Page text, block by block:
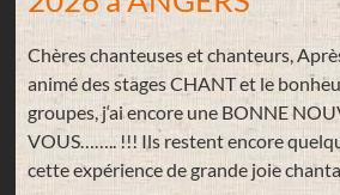
Chères chanteuses et chanteurs,
animé des stages CHANT et le
groupes, j‘ai encore une BONNE
VOUS…….. !!! Ils restent encore
cette expérience de grande joie